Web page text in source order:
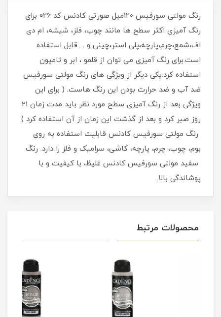
رنگ مولتی سورفیس 120میل صورتی کادنس کد 026 برای
رنگ آمیزی اکثر سطح ها مانند چوب، فلز، شیشه، ام دی
اف،شمع،چرم،پارچه،پلی استر،چینی و ... قابل استفاده
است.برای رنگ آمیزی می توان از قلمو ، ابر و تامپون
استفاده کرد.یکی دیگر از ویژگی های رنگ مولتی سورفیس
ضد آب و ضد حرارت بودن این رنگ هاست. ( برای این
ویژگی بعد از رنگ آمیزی سطح مورد نظر باید مدت زمان 21
روز صبر کرد و بعد از گذشت این زمان از آن استفاده کرد )
رنگ مولتی سورفیس کادنس قابلیت استفاده به روی
بوم، چوب، چرم، پارچه، کاشی، سرامیک و فلز را دارد. رنگ
سفید مولتی سورفیس کادنس غلیظ، با کیفیت و با
پوشاندگی بالا.
محصولات مرتبط